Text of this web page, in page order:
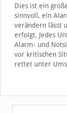
Dies ist ein
sinnvoll, ein
verändern lässt
erfolgt. Jedes
Alarm- und
vor kritischen
rettet unter